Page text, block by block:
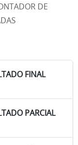
DE
FINAL
PARCIAL